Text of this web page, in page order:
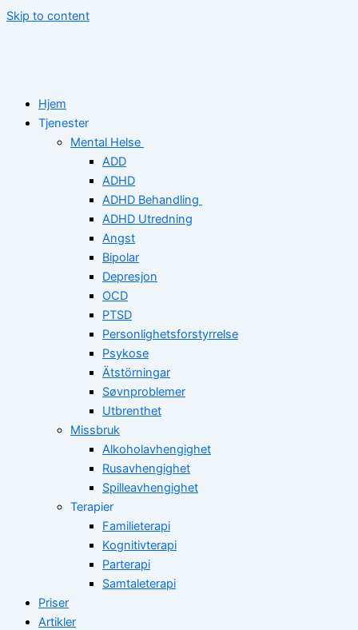
Skip to content
Hjem
Tjenester
Mental Helse
ADD
ADHD
ADHD Behandling
ADHD Utredning
Angst
Bipolar
Depresjon
OCD
PTSD
Personlighetsforstyrrelse
Psykose
Ätstörningar
Søvnproblemer
Utbrenthet
Missbruk
Alkoholavhengighet
Rusavhengighet
Spilleavhengighet
Terapier
Familieterapi
Kognitivterapi
Parterapi
Samtaleterapi
Priser
Artikler